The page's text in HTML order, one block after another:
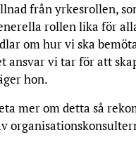
från yrkesrollen,
rollen lika för
om hur vi ska
ansvar vi tar för att
hon.
mer om detta så